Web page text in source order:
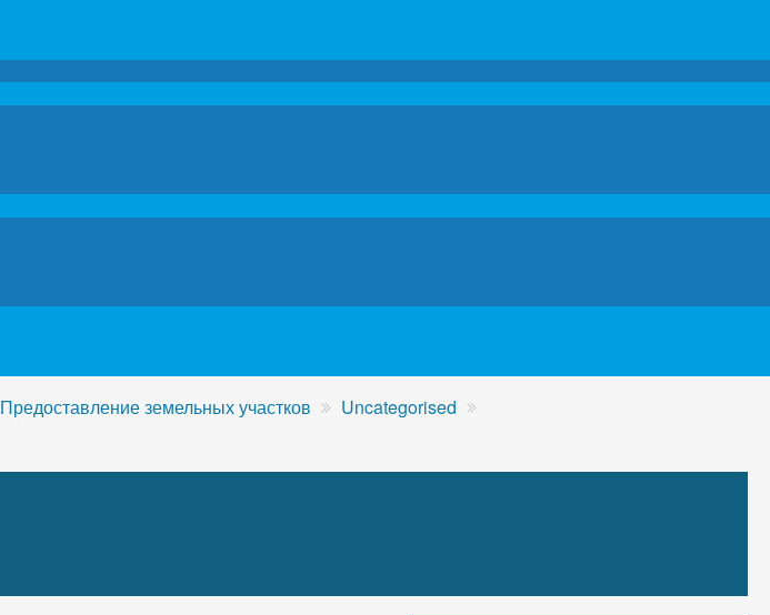
Предоставление земельных участков
Uncategorised